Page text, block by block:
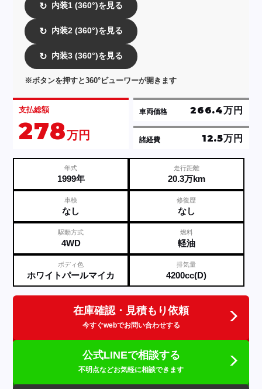
↻ 内装1 (360°)を見る
↻ 内装2 (360°)を見る
↻ 内装3 (360°)を見る
※ボタンを押すと360°ビューワーが開きます
支払総額
278万円 諸経費 12.5万円
車両価格 266.4万円
年式
1999年
走行距離
20.3万km
車検
なし
修復歴
なし
駆動方式
4WD
燃料
軽油
ボディ色
ホワイトパールマイカ
排気量
4200cc(D)
在庫確認・見積もり依頼
今すぐwebでお問い合わせする
公式LINEで相談する
不明点などお気軽に相談できます